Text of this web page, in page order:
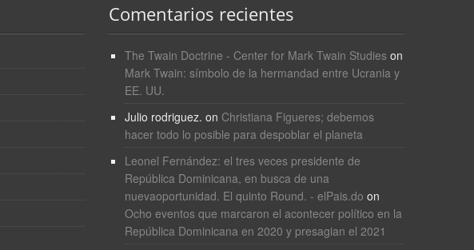
Comentarios recientes
The Twain Doctrine - Center for Mark Twain Studies on
Mark Twain: símbolo de la hermandad entre Ucrania y
EE. UU.
Julio rodriguez. on Christiana Figueres; debemos
hacer todo lo posible para despoblar el planeta
Leonel Fernández: el tres veces presidente de
República Dominicana, en busca de una
nuevaoportunidad. El quinto Round. - elPais.do on
Ocho eventos que marcaron el acontecer político en la
República Dominicana en 2020 y presagian el 2021